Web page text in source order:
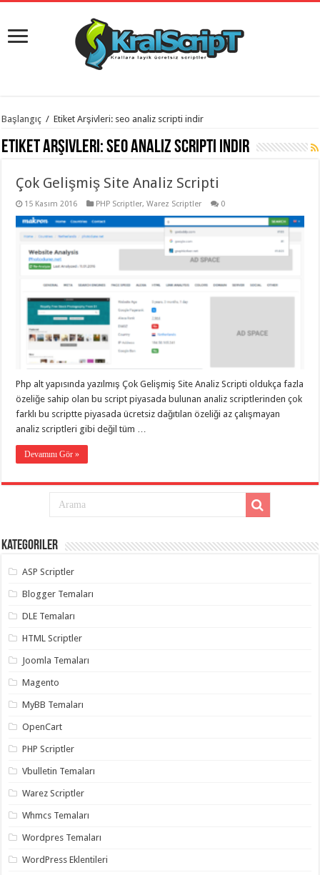
istanbul
evden
eve
organizasyon,
gaziantep
evden
taşımacılık,
evden
taşımacılık,
gaziantep
taşımacılık,
taşımacılık,
gaziantep
gaziantep
evden
taşımacılık,
gaziantep
taşımacılık,
evden
taşımacılık,
gaziantep
taşıma,
evden
taşımacılık,
gaziantep
organizasyon
gaziantep
organizasyon,
gaziantep
organizasyon
gaziantep
gaziantep
gaziantep
gaziantep
twitter
hilesi ,
takipçi
instagram
hilesi ,
Başlangıç / Etiket Arşivleri: seo analiz scripti indir
Etiket Arşivleri:seo analiz scripti indir
Çok Gelişmiş Site Analiz Scripti
15 Kasım 2016 PHP Scriptler,Warez Scriptler 0
Php alt yapısında yazılmış Çok Gelişmiş Site Analiz Scripti oldukça fazla
özeliğe sahip olan bu script piyasada bulunan analiz scriptlerinden çok
farklı bu scriptte piyasada ücretsiz dağıtılan özeliği az çalışmayan
analiz scriptleri gibi değil tüm …
Devamını Gör »
Kategoriler
ASP Scriptler
Blogger Temaları
DLE Temaları
HTML Scriptler
Joomla Temaları
Magento
MyBB Temaları
OpenCart
PHP Scriptler
Vbulletin Temaları
Warez Scriptler
Whmcs Temaları
Wordpres Temaları
WordPress Eklentileri